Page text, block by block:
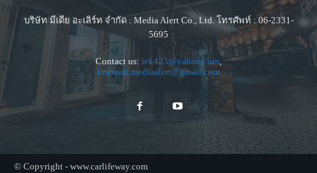
บริษัท มีเดีย อะเลิร์ท จำกัด : Media Alert Co., Ltd. โทรศัพท์ : 06-2331-
5695
Contact us: lek423@yahoo.com,
krapook.mediaalert@gmail.com
© Copyright - www.carlifeway.com